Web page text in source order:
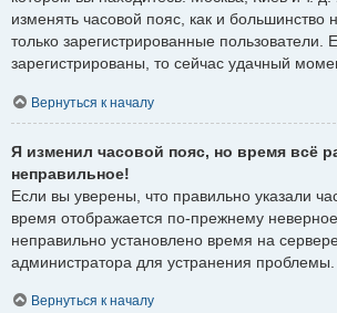
изменять часовой пояс, как и большинство
только зарегистрированные пользователи.
зарегистрированы, то сейчас удачный
Вернуться к началу
Я изменил часовой пояс, но время всё
неправильное!
Если вы уверены, что правильно указали
время отображается по-прежнему
неправильно установлено время на
администратора для устранения проблемы.
Вернуться к началу